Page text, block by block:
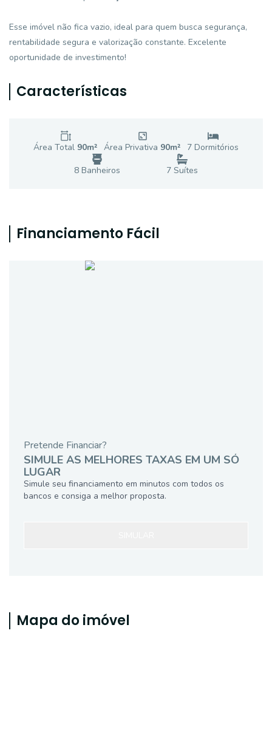
Esse imóvel não fica vazio, ideal para quem busca segurança,
rentabilidade segura e valorização constante. Excelente
oportunidade de investimento!
Características
Área Total 90m² Área Privativa 90m² 7 Dormitórios
8Banheiros 7 Suítes
Financiamento Fácil
Pretende Financiar?
SIMULE AS MELHORES TAXAS EM UM SÓ
LUGAR
Simule seu financiamento em minutos com todos os
bancos e consiga a melhor proposta.
Mapa do imóvel